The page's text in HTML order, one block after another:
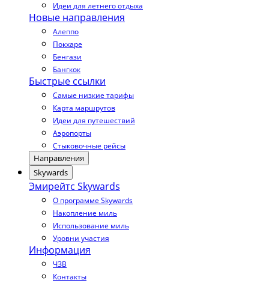
Идеи для летнего отдыха
Новые направления
Алеппо
Покхаре
Бенгази
Бангкок
Быстрые ссылки
Самые низкие тарифы
Карта маршрутов
Идеи для путешествий
Аэропорты
Стыковочные рейсы
Направления
Skywards
Эмирейтс Skywards
О программе Skywards
Накопление миль
Использование миль
Уровни участия
Информация
ЧЗВ
Контакты